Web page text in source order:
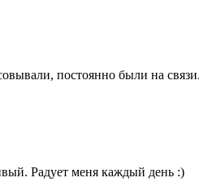
постоянно были на
Радует меня каждый день :)